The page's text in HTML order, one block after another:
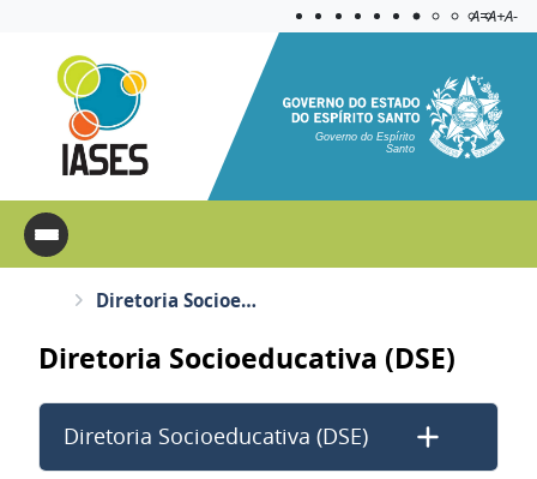
Aplicar
A=A+A-
Governo do Espírito
Santo
Diretoria Socioeducativa (DSE)
Diretoria Socioeducativa (DSE)
Diretoria Socioeducativa (DSE)